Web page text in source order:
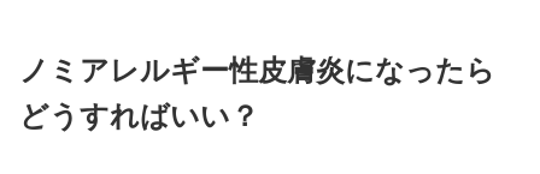
ノミアレルギー性皮膚炎になったら
どうすればいい？